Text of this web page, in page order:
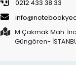
0212 433 38 33
M.Çakmak Mah.
Güngören-